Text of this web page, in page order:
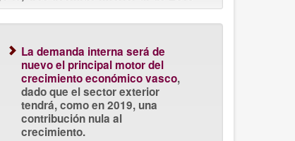
La demanda interna será de
nuevo el principal motor del
crecimiento económico vasco,
dado que el sector exterior
tendrá, como en 2019, una
contribución nula al
crecimiento.